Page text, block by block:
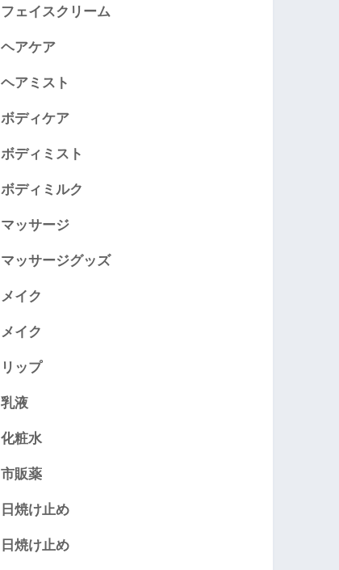
フェイスクリーム
ヘアケア
ヘアミスト
ボディケア
ボディミスト
ボディミルク
マッサージ
マッサージグッズ
メイク
メイク
リップ
乳液
化粧水
市販薬
日焼け止め
日焼け止め